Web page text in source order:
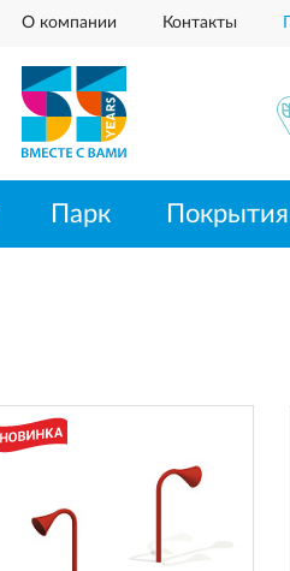
О компании Контакты
Парк Покрытия